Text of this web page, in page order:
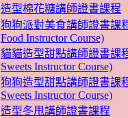
造型棉花糖講師證書課程
狗狗派對美食講師證書課
Food Instructor Course)
貓貓造型甜點講師證書課
Sweets Instructor Course)
狗狗造型甜點講師證書課
Sweets Instructor Course)
造型冬甩講師證書課程